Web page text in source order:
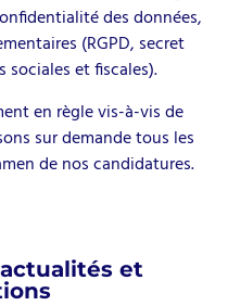
des données,
(RGPD, secret
et fiscales).
en règle vis-à-vis de
sur demande tous les
de nos candidatures.
et